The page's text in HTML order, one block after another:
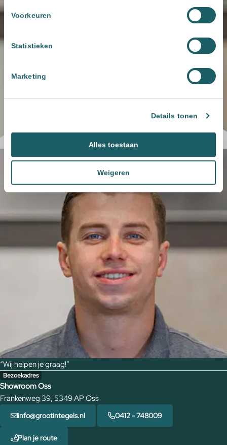
Voorkeuren
Statistieken
Marketing
Details tonen
Alles toestaan
Weigeren
“Wij helpen je graag!”
Bezoekadres
Showroom Oss
Frankenweg 39, 5349 AP Oss
info@grootintegels.nl 0412 - 748009
Plan je route